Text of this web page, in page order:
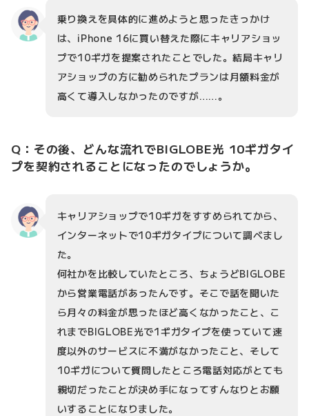
乗り換えを具体的に進めようと思ったきっかけ
は、iPhone 16に買い替えた際にキャリアショッ
プで10ギガを提案されたことでした。結局キャリ
アショップの方に勧められたプランは月額料金が
高くて導入しなかったのですが……。
Q：その後、どんな流れでBIGLOBE光 10ギガタイ
プを契約されることになったのでしょうか。
キャリアショップで10ギガをすすめられてから、
インターネットで10ギガタイプについて調べまし
た。
何社かを比較していたところ、ちょうどBIGLOBE
から営業電話があったんです。そこで話を聞いた
ら月々の料金が思ったほど高くなかったこと、こ
れまでBIGLOBE光で1ギガタイプを使っていて速
度以外のサービスに不満がなかったこと、そして
10ギガについて質問したところ電話対応がとても
親切だったことが決め手になってすんなりとお願
いすることになりました。